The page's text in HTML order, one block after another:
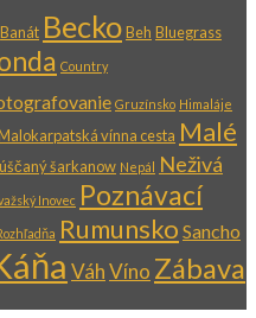
Banát BeckoBeh Bluegrass
Country
Gruzínsko Himaláje
vínna cesta Malé
šarkanow Nepál
Neživá
Inovec Poznávací
Rumunsko Sancho
VáhVíno Zábava